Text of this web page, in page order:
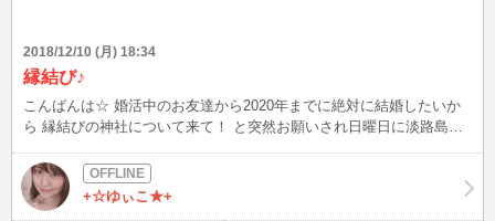
2018/12/10 (月) 18:34
縁結び♪
こんばんは☆ 婚活中のお友達から2020年までに絶対に結婚したいか
ら 縁結びの神社について来て！ と突然お願いされ日曜日に淡路島に
様は、正殿前にある石の上につがいの鶺鴒が止まり夫婦の契りを交わ
している姿を見て、夫婦の道を開かれ御子様をお生みになられたこと
から 縁結びのご利益があると言われているそうです。 新し出逢いを
+☆ゆぃこ★+